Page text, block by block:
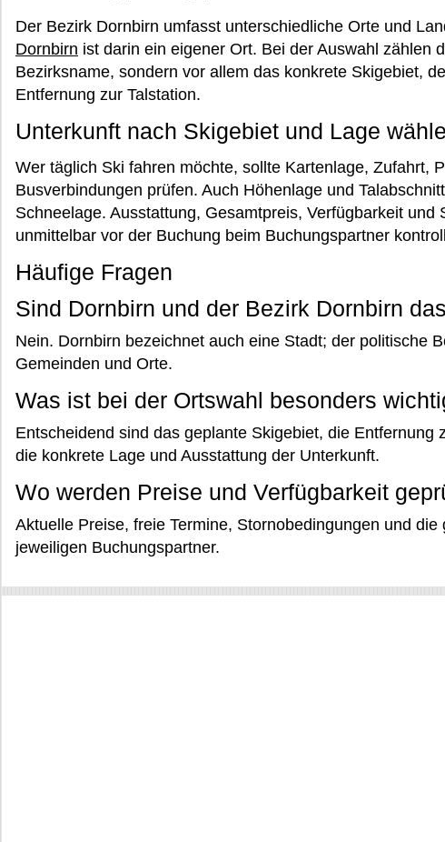
Der Bezirk Dornbirn umfasst unterschiedliche Orte und
Dornbirn ist darin ein eigener Ort. Bei der Auswahl zählen
Bezirksname, sondern vor allem das konkrete Skigebiet,
Entfernung zur Talstation.
Unterkunft nach Skigebiet und Lage
Wer täglich Ski fahren möchte, sollte Kartenlage, Zufahrt,
Busverbindungen prüfen. Auch Höhenlage und
Schneelage. Ausstattung, Gesamtpreis, Verfügbarkeit und
unmittelbar vor der Buchung beim Buchungspartner
Häufige Fragen
Sind Dornbirn und der Bezirk Dornbirn
Nein. Dornbirn bezeichnet auch eine Stadt; der politische
Gemeinden und Orte.
Was ist bei der Ortswahl besonders
Entscheidend sind das geplante Skigebiet, die Entfernung
die konkrete Lage und Ausstattung der Unterkunft.
Wo werden Preise und Verfügbarkeit
Aktuelle Preise, freie Termine, Stornobedingungen und
jeweiligen Buchungspartner.